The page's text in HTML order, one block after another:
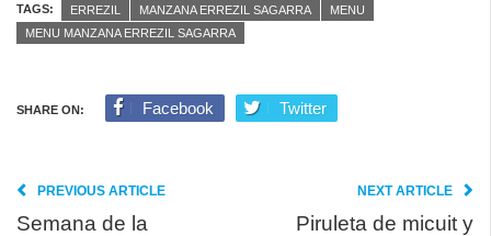
TAGS: ERREZIL MANZANA ERREZIL SAGARRA
MENU
MENU MANZANA ERREZIL SAGARRA
SHARE ON: Facebook Twitter
PREVIOUS ARTICLE
Semana de la
NEXT ARTICLE
Piruleta de micuit y